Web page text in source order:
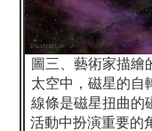
圖三、藝術家描繪
太空中，磁星的自
線條是磁星扭曲的
活動中扮演重要的